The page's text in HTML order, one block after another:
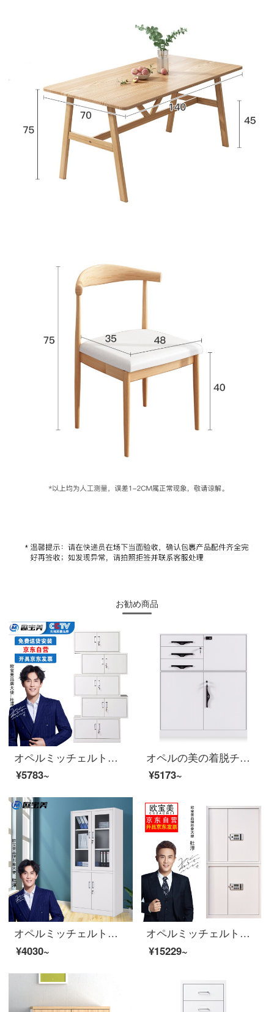
お勧め商品
オペルミッチェルトオフィスキャビネット鋼製のブリーフィングキャビネットの資料棚は5つのキャビネットに分かれています。
¥5783~
オペルの美の着脱チェイトキャビネットの資料の箱のロッカーの鉄の皮の戸棚の暖かさの白色の1030高
¥5173~
オペルミッチェルトオフィスキャビネット鋼製のブリーフィングキャビネットの資料ロッカーの大器械チェイスト
¥4030~
オペルミッチェルト電子チェイスファイルキャビネットのパスワードキャビネットの電子錠の分離式
¥15229~